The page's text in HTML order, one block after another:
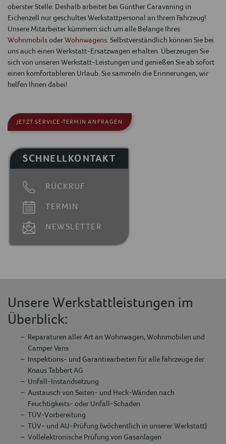
oberster Stelle. Deshalb arbeitet bei Günther Caravaning in
Eichenzell nur geschultes Werkstattpersonal an Ihrem Fahrzeug!
Unsere Mitarbeiter kümmern sich um alle Belange Ihres
WohnmobilsoderWohnwagens . Selbstverständlich können Sie bei
uns auch einen Werkstatt-Ersatzwagen erhalten. Überzeugen Sie
sich von unseren Werkstatt-Leistungen und genießen Sie ab sofort
einen komfortableren Urlaub. Sie sammeln die Erinnerungen, wir
helfen Ihnen dabei!
JETZT SERVICE-TERMIN ANFRAGEN
SCHNELLKONTAKT
RÜCKRUF
TERMIN
NEWSLETTER
Unsere Werkstattleistungen im
Überblick:
Reparaturen aller Art an Wohnwagen, Wohnmobilen und
Camper Vans
Inspektions- und Garantiearbeiten für alle Fahrzeuge der
Knaus Tabbert AG
Unfall-Instandsetzung
Austausch von Seiten- und Heck-Wänden nach
Feuchtigkeits- oder Unfall-Schaden
TÜV-Vorbereitung
TÜV- und AU-Prüfung (wöchentlich in unserer Werkstatt)
Vollelektronische Prüfung von Gasanlagen